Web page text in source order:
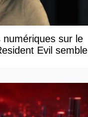
sur le
Evil semble